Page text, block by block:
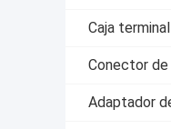
Caja
Conector
Adaptador